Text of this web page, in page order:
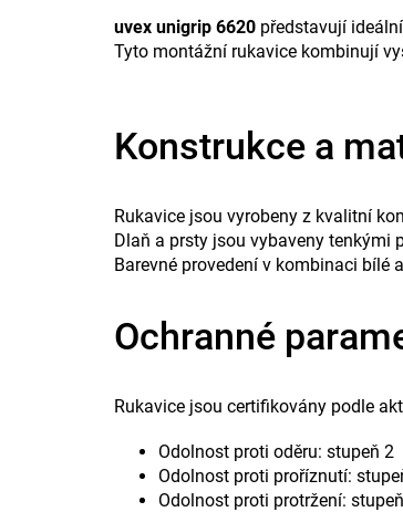
uvex unigrip 6620 představují
Tyto montážní rukavice kombinují
Konstrukce a
Rukavice jsou vyrobeny z kvalitní
Dlaň a prsty jsou vybaveny tenkými
Barevné provedení v kombinaci bílé
Ochranné
Rukavice jsou certifikovány podle
Odolnost proti oděru: stupeň 2
Odolnost proti proříznutí:
Odolnost proti protržení: